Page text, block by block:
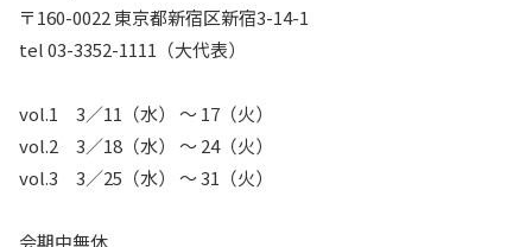
〒160-0022 東京都新宿区新宿3-14-1
tel 03-3352-1111（大代表）
vol.1 3／11（水） 〜 17（火）
vol.2 3／18（水） 〜 24（火）
vol.3 3／25（水） 〜 31（火）
会期中無休